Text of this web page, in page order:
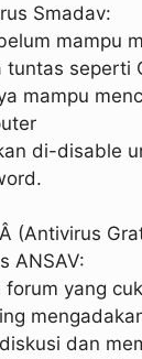
Smadav:
mampu
tuntas seperti
mampu
di-disable
Â (Antivirus
ANSAV:
forum yang
dan